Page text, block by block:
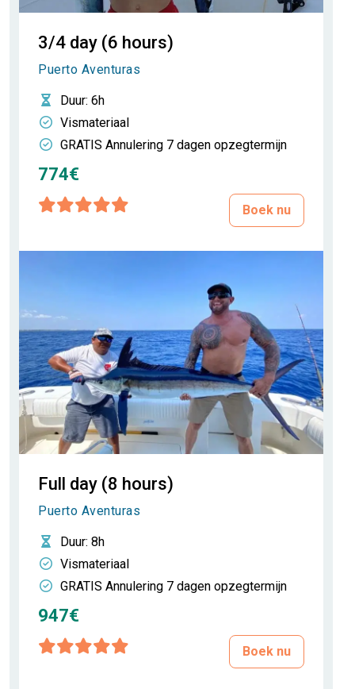
3/4 day (6 hours)
Puerto Aventuras
Duur: 6h
Vismateriaal
GRATIS Annulering 7 dagen opzegtermijn
774€
Boek nu
Full day (8 hours)
Puerto Aventuras
Duur: 8h
Vismateriaal
GRATIS Annulering 7 dagen opzegtermijn
947€
Boek nu